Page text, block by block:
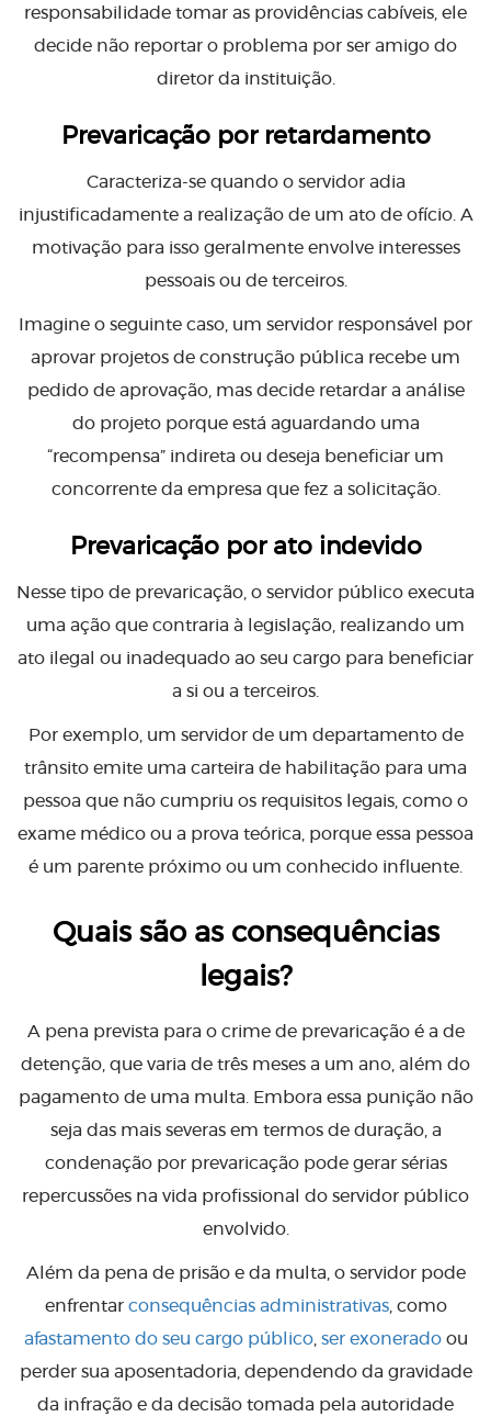
responsabilidade tomar as providências cabíveis, ele
decide não reportar o problema por ser amigo do
diretor da instituição.
Prevaricação por retardamento
Caracteriza-se quando o servidor adia
injustificadamente a realização de um ato de ofício. A
motivação para isso geralmente envolve interesses
pessoais ou de terceiros.
Imagine o seguinte caso, um servidor responsável por
aprovar projetos de construção pública recebe um
pedido de aprovação, mas decide retardar a análise
do projeto porque está aguardando uma
“recompensa” indireta ou deseja beneficiar um
concorrente da empresa que fez a solicitação.
Prevaricação por ato indevido
Nesse tipo de prevaricação, o servidor público executa
uma ação que contraria à legislação, realizando um
ato ilegal ou inadequado ao seu cargo para beneficiar
a si ou a terceiros.
Por exemplo, um servidor de um departamento de
trânsito emite uma carteira de habilitação para uma
pessoa que não cumpriu os requisitos legais, como o
exame médico ou a prova teórica, porque essa pessoa
é um parente próximo ou um conhecido influente.
Quais são as consequências
legais?
A pena prevista para o crime de prevaricação é a de
detenção, que varia de três meses a um ano, além do
pagamento de uma multa. Embora essa punição não
seja das mais severas em termos de duração, a
condenação por prevaricação pode gerar sérias
repercussões na vida profissional do servidor público
envolvido.
Além da pena de prisão e da multa, o servidor pode
enfrentar consequências administrativas, como
afastamento do seu cargo público, ser exoneradoou
perder sua aposentadoria, dependendo da gravidade
da infração e da decisão tomada pela autoridade